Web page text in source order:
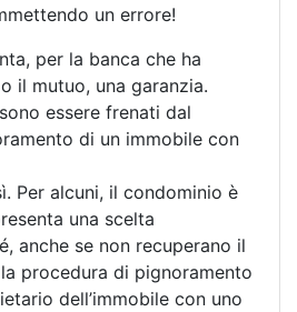
un errore!
per la banca che ha
il mutuo, una garanzia.
essere frenati dal
di un immobile con
Per alcuni, il condominio è
una scelta
anche se non recuperano il
procedura di pignoramento
dell’immobile con uno